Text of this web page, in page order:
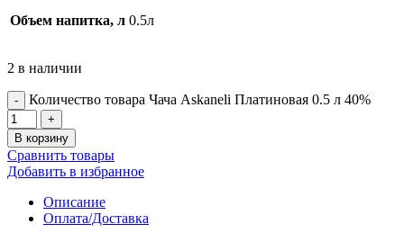
Объем напитка, л 0.5л
2 в наличии
Количество товара Чача Askaneli Платиновая 0.5 л 40%
В корзину
Сравнить товары
Добавить в избранное
Описание
Оплата/Доставка